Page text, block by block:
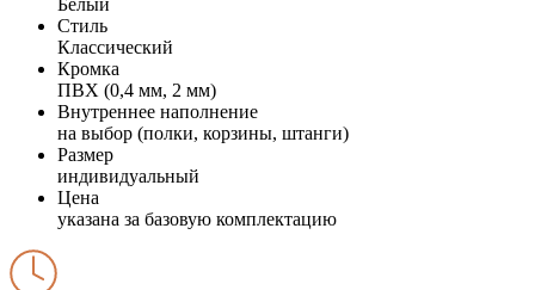
Стиль
Классический
Кромка
ПВХ (0,4 мм, 2 мм)
Внутреннее наполнение
на выбор (полки, корзины, штанги)
Размер
индивидуальный
Цена
указана за базовую комплектацию